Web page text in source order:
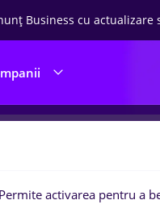
Business cu actualizare
de muncacu
Permite activarea pentru a